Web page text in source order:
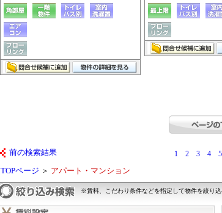
前の検索結果 1 2 3 4 5
TOPページ ＞ アパート・マンション
※賃料、こだわり条件などを指定して物件を絞り込